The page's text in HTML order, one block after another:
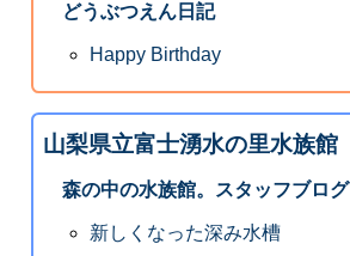
どうぶつえん日記
Happy Birthday
山梨県立富士湧水の里水族館
森の中の水族館。スタッフブログ
新しくなった深み水槽